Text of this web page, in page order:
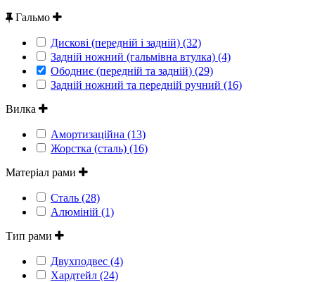
Гальмо
Дискові (передній і задній) (32)
Задній ножний (гальмівна втулка) (4)
Ободниє (передній та задній) (29)
Задній ножний та передній ручний (16)
Вилка
Амортизаційна (13)
Жорстка (сталь) (16)
Матеріал рами
Сталь (28)
Алюміній (1)
Тип рами
Двухподвес (4)
Хардтейл (24)